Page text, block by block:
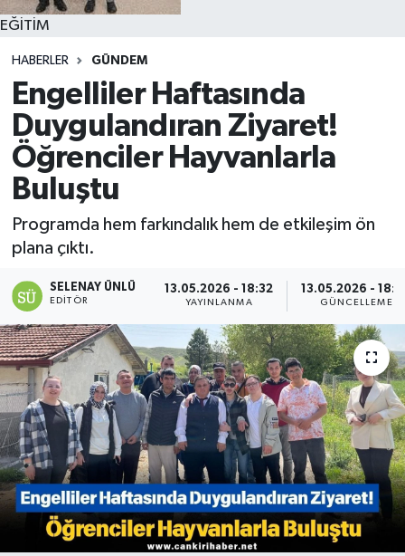
EĞİTİM
HABERLER GÜNDEM
Engelliler Haftasında
Duygulandıran Ziyaret!
Öğrenciler Hayvanlarla
Buluştu
Programda hem farkındalık hem de etkileşim ön
plana çıktı.
SELENAY ÜNLÜ
EDITÖR
13.05.2026 - 18:32
YAYINLANMA
13.05.2026 -
GÜNCELLEME